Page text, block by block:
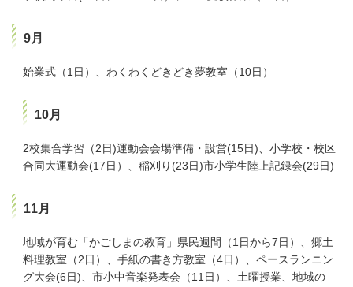
9月
始業式（1日）、わくわくどきどき夢教室（10日）
10月
2校集合学習（2日)運動会会場準備・設営(15日)、小学校・校区
合同大運動会(17日）、稲刈り(23日)市小学生陸上記録会(29日)
11月
地域が育む「かごしまの教育」県民週間（1日から7日）、郷土
料理教室（2日）、手紙の書き方教室（4日）、ペースランニン
グ大会(6日)、市小中音楽発表会（11日）、土曜授業、地域の